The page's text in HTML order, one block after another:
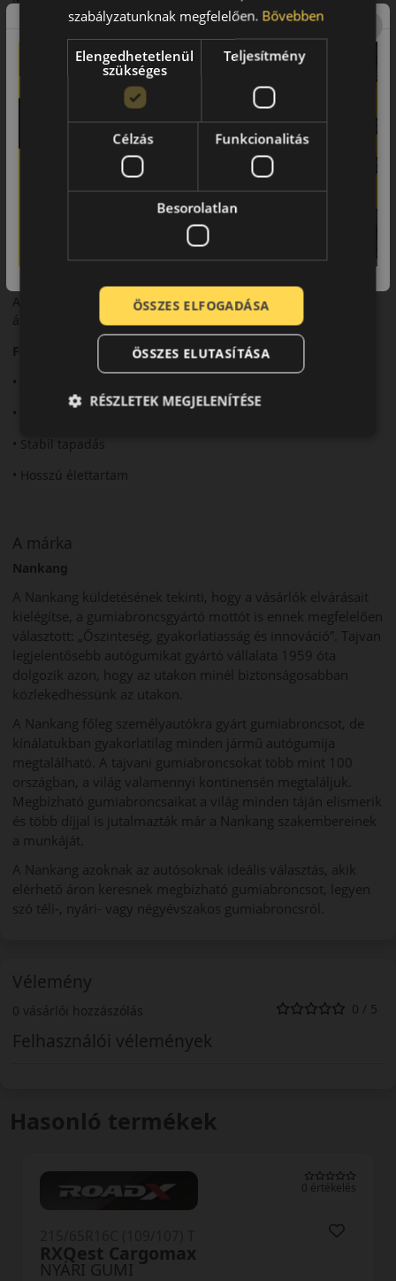
Biztonsági jellemzők
Megbízható fékteljesítmény és stabil irányíthatóság.
Komfort és zajszint
A haszonjármű kategóriához mérten kiegyensúlyozott
Felhasználási ajánlás
Furgonokhoz és könnyű haszonjárművekhez, nyári
Összegzés
A CW-20 Cargo Grip megbízható választás a mindennapi
áruszállításhoz.
Fő előnyök röviden:
• Jó terhelhetőség
• Strapabíró szerkezet
• Stabil tapadás
• Hosszú élettartam
A márka
Nankang
A Nankang küldetésének tekinti, hogy a vásárlók elvárásait
kielégítse, a gumiabroncsgyártó mottót is ennek megfelelően
választott: „Őszinteség, gyakorlatiasság és innováció”. Tajvan
legjelentősebb autógumikat gyártó vállalata 1959 óta
dolgozik azon, hogy az utakon minél biztonságosabban
közlekedhessünk az utakon.
A Nankang főleg személyautókra gyárt gumiabroncsot, de
kínálatukban gyakorlatilag minden jármű autógumija
megtalálható. A tajvani gumiabroncsokat több mint 100
országban, a világ valamennyi kontinensén megtaláljuk.
Megbízható gumiabroncsaikat a világ minden táján elismerik
és több díjjal is jutalmazták már a Nankang szakembereinek
a munkáját.
A Nankang azoknak az autósoknak ideális választás, akik
elérhető áron keresnek megbízható gumiabroncsot, legyen
szó téli-, nyári- vagy négyévszakos gumiabroncsról.
Vélemény
0 vásárlói hozzászólás 0 / 5
Felhasználói vélemények
Hasonló termékek
0 értékelés
NYÁRI GUMI
M-70 Mendex
szabályzatunknak megfelelően. Bővebben
Elengedhetetlenül
szükséges
Teljesítmény
Célzás Funkcionalitás
Besorolatlan
ÖSSZES ELFOGADÁSA
ÖSSZES ELUTASÍTÁSA
RÉSZLETEK MEGJELENÍTÉSE